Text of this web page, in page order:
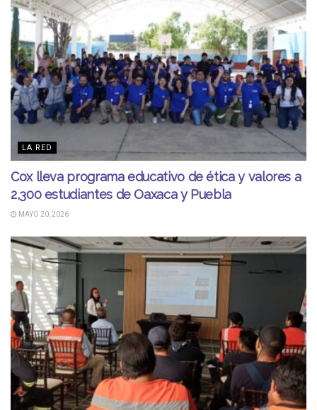
LA RED
Cox lleva programa educativo de ética y valores a
2,300 estudiantes de Oaxaca y Puebla
MAYO 20, 2026